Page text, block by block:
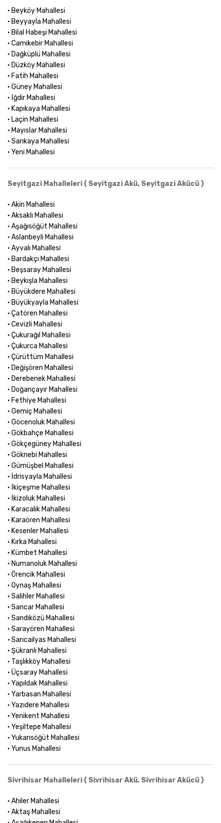
• Beyköy Mahallesi
• Beyyayla Mahallesi
• Bilal Habeşi Mahallesi
• Camikebir Mahallesi
• Dağküplü Mahallesi
• Düzköy Mahallesi
• Fatih Mahallesi
• Güney Mahallesi
• İğdir Mahallesi
• Kapıkaya Mahallesi
• Laçin Mahallesi
• Mayıslar Mahallesi
• Sarıkaya Mahallesi
• Yeni Mahallesi
Seyitgazi Mahalleleri ( Seyitgazi Akü, Seyitgazi Akücü )
• Akin Mahallesi
• Aksaklı Mahallesi
• Aşağısöğüt Mahallesi
• Aslanbeyli Mahallesi
• Ayvalı Mahallesi
• Bardakçı Mahallesi
• Beşsaray Mahallesi
• Beykışla Mahallesi
• Büyükdere Mahallesi
• Büyükyayla Mahallesi
• Çatören Mahallesi
• Cevizli Mahallesi
• Çukurağıl Mahallesi
• Çukurca Mahallesi
• Çürüttüm Mahallesi
• Değişören Mahallesi
• Derebenek Mahallesi
• Doğançayır Mahallesi
• Fethiye Mahallesi
• Gemiç Mahallesi
• Göcenoluk Mahallesi
• Gökbahçe Mahallesi
• Gökçegüney Mahallesi
• Göknebi Mahallesi
• Gümüşbel Mahallesi
• İdrisyayla Mahallesi
• İkiçeşme Mahallesi
• İkizoluk Mahallesi
• Karacalık Mahallesi
• Karaören Mahallesi
• Kesenler Mahallesi
• Kırka Mahallesi
• Kümbet Mahallesi
• Numanoluk Mahallesi
• Örencik Mahallesi
• Oynaş Mahallesi
• Salihler Mahallesi
• Sancar Mahallesi
• Sandıközü Mahallesi
• Sarayören Mahallesi
• Sarıcailyas Mahallesi
• Şükranlı Mahallesi
• Taşlıkköy Mahallesi
• Üçsaray Mahallesi
• Yapıldak Mahallesi
• Yarbasan Mahallesi
• Yazıdere Mahallesi
• Yenikent Mahallesi
• Yeşiltepe Mahallesi
• Yukarısöğüt Mahallesi
• Yunus Mahallesi
Sivrihisar Mahalleleri ( Sivrihisar Akü, Sivrihisar Akücü )
• Ahiler Mahallesi
• Aktaş Mahallesi